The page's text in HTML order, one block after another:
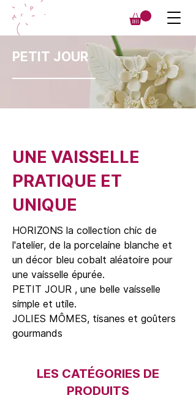
PETIT JOUR
UNE VAISSELLE
PRATIQUE ET
UNIQUE
HORIZONS la collection chic de
l'atelier, de la porcelaine blanche et
un décor bleu cobalt aléatoire pour
une vaisselle épurée.
PETIT JOUR , une belle vaisselle
simple et utile.
JOLIES MÔMES, tisanes et goûters
gourmands
LES CATÉGORIES DE
PRODUITS